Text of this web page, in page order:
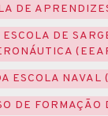
DE
DE
ESCOLA NAVAL
DE FORMAÇÃO